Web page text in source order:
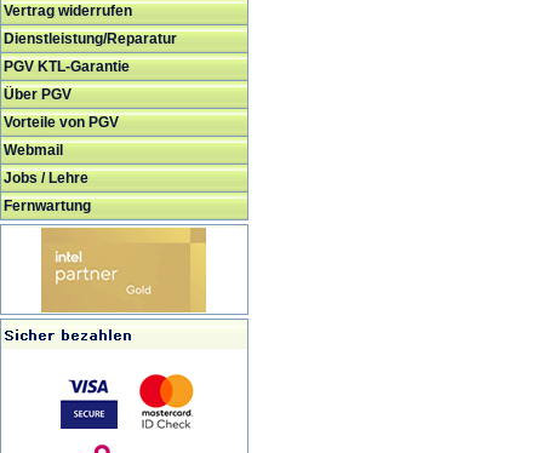
Vertrag widerrufen
Dienstleistung/Reparatur
PGV KTL-Garantie
Über PGV
Vorteile von PGV
Webmail
Jobs / Lehre
Fernwartung